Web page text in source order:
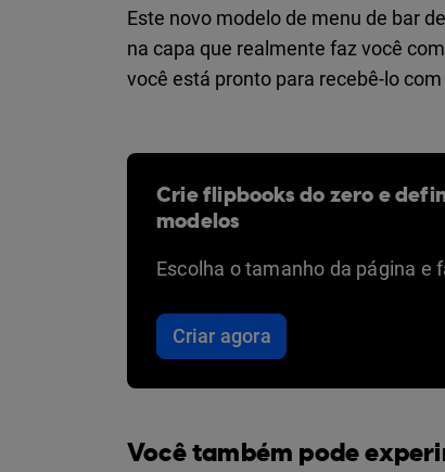
Este novo modelo de menu de bar
na capa que realmente faz você
você está pronto para recebê-lo
Crie flipbooks do zero e
modelos
Escolha o tamanho da página e
Criar agora
Você também pode